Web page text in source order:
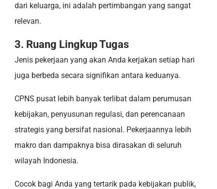
dari keluarga, ini adalah pertimbangan yang sangat
relevan.
3. Ruang Lingkup Tugas
Jenis pekerjaan yang akan Anda kerjakan setiap hari
juga berbeda secara signifikan antara keduanya.
CPNS pusat lebih banyak terlibat dalam perumusan
kebijakan, penyusunan regulasi, dan perencanaan
strategis yang bersifat nasional. Pekerjaannya lebih
makro dan dampaknya bisa dirasakan di seluruh
wilayah Indonesia.
Cocok bagi Anda yang tertarik pada kebijakan publik,